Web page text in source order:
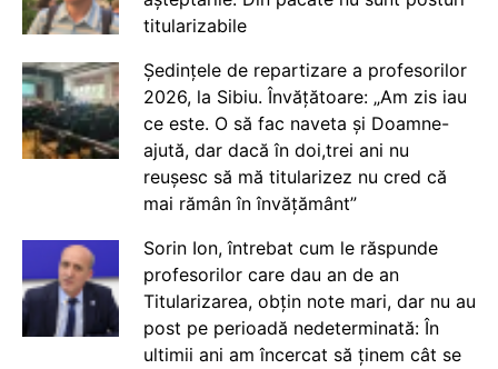
titularizabile
Ședințele de repartizare a profesorilor
2026, la Sibiu. Învățătoare: „Am zis iau
ce este. O să fac naveta și Doamne-
ajută, dar dacă în doi,trei ani nu
reușesc să mă titularizez nu cred că
mai rămân în învățământ”
Sorin Ion, întrebat cum le răspunde
profesorilor care dau an de an
Titularizarea, obțin note mari, dar nu au
post pe perioadă nedeterminată: În
ultimii ani am încercat să ținem cât se